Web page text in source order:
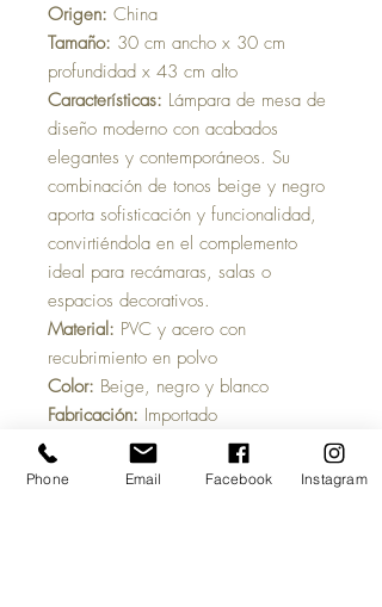
Origen: China
Tamaño: 30 cm ancho x 30 cm
profundidad x 43 cm alto
Características: Lámpara de mesa de
diseño moderno con acabados
elegantes y contemporáneos. Su
combinación de tonos beige y negro
aporta sofisticación y funcionalidad,
convirtiéndola en el complemento
ideal para recámaras, salas o
espacios decorativos.
Material: PVC y acero con
recubrimiento en polvo
Color: Beige, negro y blanco
Fabricación: Importado
1 kg aprox.
Requiere ensamblaje:Sí
Phone Email Facebook Instagram